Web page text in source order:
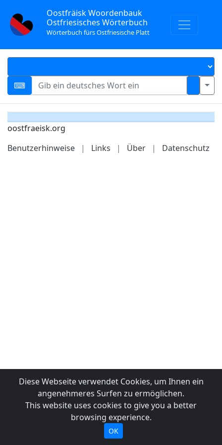
Oostfräisk Woordenbauk
Ostfriesisches Wörterbuch
Wörterbuch fürs Ostfriesische Platt
oostfraeisk.org
Benutzerhinweise
| Links | Über | Datenschutz
Diese Webseite verwendet Cookies, um Ihnen ein
angenehmeres Surfen zu ermöglichen.
This website uses cookies to give you a better
browsing experience.
OK